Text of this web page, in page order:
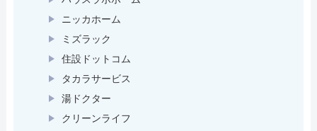
ニッカホーム
ミズラック
住設ドットコム
タカラサービス
湯ドクター
クリーンライフ